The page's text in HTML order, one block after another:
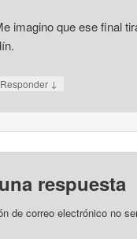
imagino que ese final
Responder ↓
respuesta
de correo electrónico no